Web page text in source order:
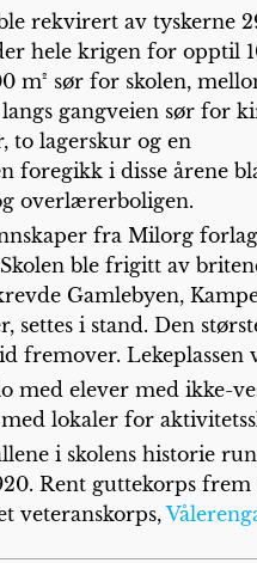
rekvirert av tyskerne
hele krigen for opptil
m² sør for skolen,
gangveien sør for
to lagerskur og en
foregikk i disse årene
overlærerboligen.
fra Milorg
ble frigitt av
Gamlebyen,
settes i stand. Den
fremover.
med elever med ikke-
lokaler for
i skolens historie
Rent guttekorps
veteranskorps,